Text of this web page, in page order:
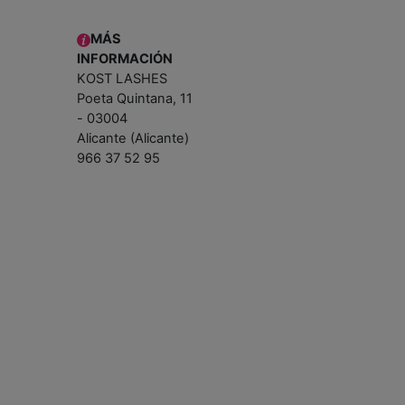
MÁS
INFORMACIÓN
KOST LASHES
Poeta Quintana, 11
- 03004
Alicante (Alicante)
966 37 52 95